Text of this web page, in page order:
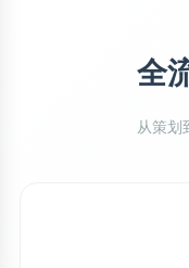
全
从策划